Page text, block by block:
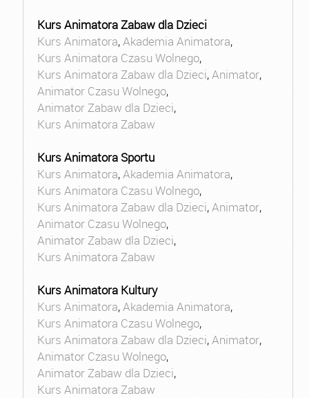
Kurs Animatora Zabaw dla Dzieci
Kurs Animatora,Akademia Animatora,
Kurs Animatora Czasu Wolnego,
Kurs Animatora Zabaw dla Dzieci,Animator,
Animator Czasu Wolnego,
Animator Zabaw dla Dzieci,
Kurs Animatora Zabaw
Kurs Animatora Sportu
Kurs Animatora,Akademia Animatora,
Kurs Animatora Czasu Wolnego,
Kurs Animatora Zabaw dla Dzieci,Animator,
Animator Czasu Wolnego,
Animator Zabaw dla Dzieci,
Kurs Animatora Zabaw
Kurs Animatora Kultury
Kurs Animatora,Akademia Animatora,
Kurs Animatora Czasu Wolnego,
Kurs Animatora Zabaw dla Dzieci,Animator,
Animator Czasu Wolnego,
Animator Zabaw dla Dzieci,
Kurs Animatora Zabaw